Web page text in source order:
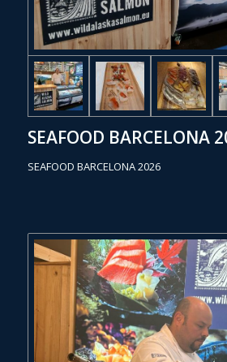
SEAFOOD BARCELONA
SEAFOOD BARCELONA 2026